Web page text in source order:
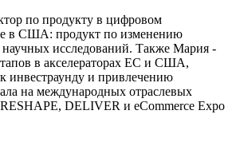
по продукту в цифровом
в США: продукт по изменению
научных исследований. Также Мария -
в акселераторах ЕС и США,
инвестраунду и привлечению
на международных отраслевых
DELIVER и eCommerce Expo